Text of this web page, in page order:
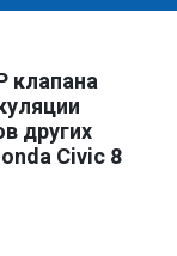
клапана
других
Civic 8